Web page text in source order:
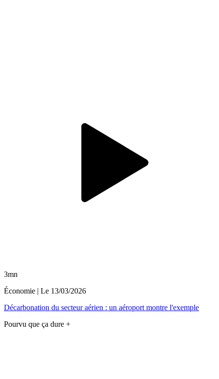
3mn
Économie | Le 13/03/2026
Décarbonation du secteur aérien : un aéroport montre l'exemple
Pourvu que ça dure +